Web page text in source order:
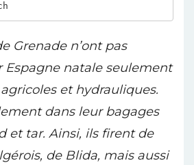
Grenade n’ont pas
Espagne natale seulement
et hydrauliques.
dans leur bagages
et tar. Ainsi, ils firent de
de Blida, mais aussi